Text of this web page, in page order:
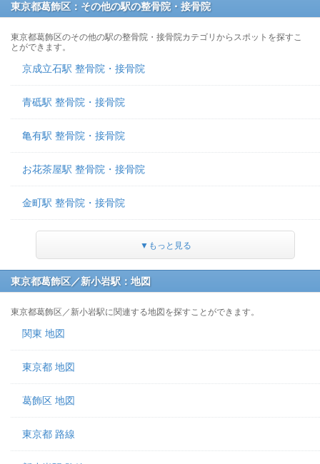
東京都葛飾区：その他の駅の整骨院・接骨院
東京都葛飾区のその他の駅の整骨院・接骨院カテゴリからスポットを探すこ
とができます。
京成立石駅 整骨院・接骨院
青砥駅 整骨院・接骨院
亀有駅 整骨院・接骨院
お花茶屋駅 整骨院・接骨院
金町駅 整骨院・接骨院
▼もっと見る
東京都葛飾区／新小岩駅：地図
東京都葛飾区／新小岩駅に関連する地図を探すことができます。
関東 地図
東京都 地図
葛飾区 地図
東京都 路線